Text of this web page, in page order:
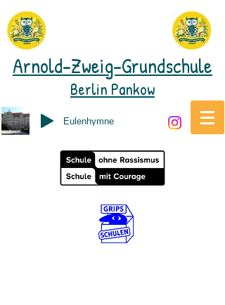
Arnold-Zweig-Grundschule
Berlin Pankow
Eulenhymne